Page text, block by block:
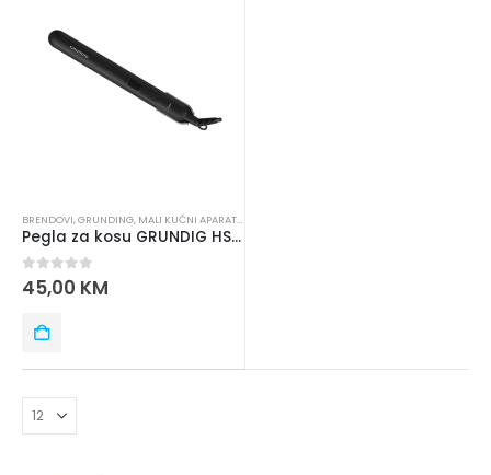
BRENDOVI,GRUNDING, MALI KUĆNI APARATI ,
Pegla za kosu GRUNDIG HS 7034
0out of 5
45,00 KM